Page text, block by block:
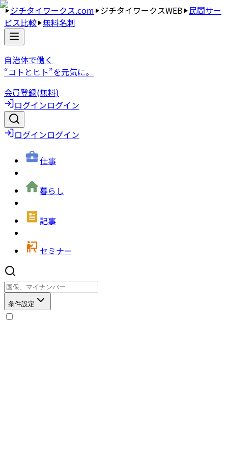
ジチタイワークス.com ジチタイワークスWEB 民間サー
ビス比較 無料名刺
自治体で働く
“コトとヒト”を元気に。
会員登録(無料)
ログインログイン
ログインログイン
仕事
暮らし
記事
セミナー
条件設定